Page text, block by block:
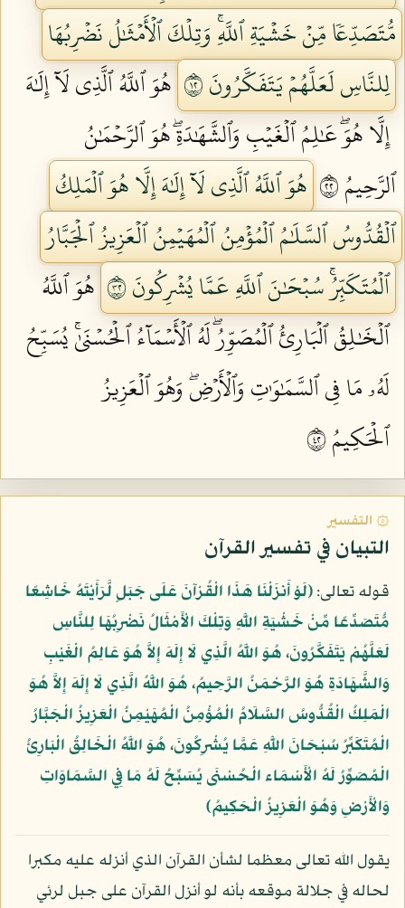
مُّتَصَدِّعٗا مِّنۡ خَشۡيَةِ ٱللَّهِۚ وَتِلۡكَ ٱلۡأَمۡثَٰلُ نَضۡرِبُهَا
لِلنَّاسِ لَعَلَّهُمۡ يَتَفَكَّرُونَ ٢١
هُوَ ٱللَّهُ ٱلَّذِي لَآ إِلَٰهَ
إِلَّا هُوَۖ عَٰلِمُ ٱلۡغَيۡبِ وَٱلشَّهَٰدَةِۖ هُوَ ٱلرَّحۡمَٰنُ
ٱلرَّحِيمُ ٢٢
هُوَ ٱللَّهُ ٱلَّذِي لَآ إِلَٰهَ إِلَّا هُوَ ٱلۡمَلِكُ
ٱلۡقُدُّوسُ ٱلسَّلَٰمُ ٱلۡمُؤۡمِنُ ٱلۡمُهَيۡمِنُ ٱلۡعَزِيزُ ٱلۡجَبَّارُ
ٱلۡمُتَكَبِّرُۚ سُبۡحَٰنَ ٱللَّهِ عَمَّا يُشۡرِكُونَ ٢٣
هُوَ ٱللَّهُ
ٱلۡخَٰلِقُ ٱلۡبَارِئُ ٱلۡمُصَوِّرُۖ لَهُ ٱلۡأَسۡمَآءُ ٱلۡحُسۡنَىٰۚ يُسَبِّحُ
لَهُۥ مَا فِي ٱلسَّمَٰوَٰتِ وَٱلۡأَرۡضِۖ وَهُوَ ٱلۡعَزِيزُ
ٱلۡحَكِيمُ ٢٤
۞ التفسير
التبيان في تفسير القرآن
قوله تعالى:﴿لَوْ أَنزَلْنَا هَذَا الْقُرْآنَ عَلَى جَبَلٍ لَّرَأَيْتَهُ خَاشِعًا
مُّتَصَدِّعًا مِّنْ خَشْيَةِ اللَّهِ وَتِلْكَ الْأَمْثَالُ نَضْرِبُهَا لِلنَّاسِ
لَعَلَّهُمْ يَتَفَكَّرُونَ، هُوَ اللَّهُ الَّذِي لَا إِلَهَ إِلاَّ هُوَ عَالِمُ الْغَيْبِ
وَالشَّهَادَةِ هُوَ الرَّحْمَنُ الرَّحِيمُ، هُوَ اللَّهُ الَّذِي لَا إِلَهَ إِلاَّ هُوَ
الْمَلِكُ الْقُدُّوسُ السَّلَامُ الْمُؤْمِنُ الْمُهَيْمِنُ الْعَزِيزُ الْجَبَّارُ
الْمُتَكَبِّرُ سُبْحَانَ اللَّهِ عَمَّا يُشْرِكُونَ، هُوَ اللَّهُ الْخَالِقُ الْبَارِئُ
الْمُصَوِّرُ لَهُ الْأَسْمَاء الْحُسْنَى يُسَبِّحُ لَهُ مَا فِي السَّمَاوَاتِ
وَالْأَرْضِ وَهُوَ الْعَزِيزُ الْحَكِيمُ﴾
يقول الله تعالى معظما لشأن القرآن الذي أنزله عليه مكبرا
لحاله في جلالة موقعه بأنه لو أنزل القرآن على جبل لرئي